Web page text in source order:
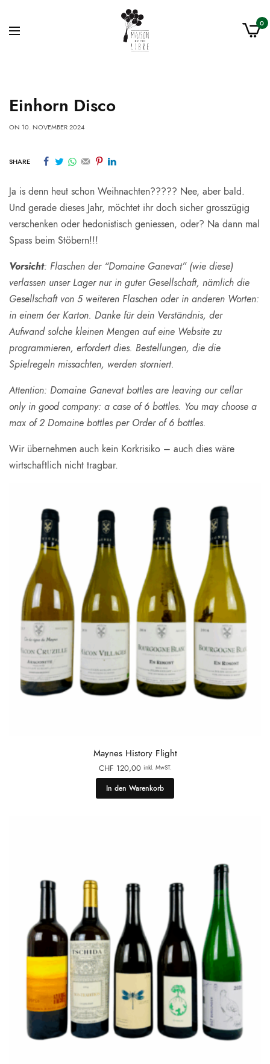
0
Einhorn Disco
ON 10. NOVEMBER 2024
SHARE
Ja is denn heut schon Weihnachten????? Nee, aber bald.
Und gerade dieses Jahr, möchtet ihr doch sicher grosszügig
verschenken oder hedonistisch geniessen, oder? Na dann mal
Spass beim Stöbern!!!
Vorsicht: Flaschen der “Domaine Ganevat” (wie diese)
verlassen unser Lager nur in guter Gesellschaft, nämlich die
Gesellschaft von 5 weiteren Flaschen oder in anderen Worten:
in einem 6er Karton. Danke für dein Verständnis, der
Aufwand solche kleinen Mengen auf eine Website zu
programmieren, erfordert dies. Bestellungen, die die
Spielregeln missachten, werden storniert.
Attention: Domaine Ganevat bottles are leaving our cellar
only in good company: a case of 6 bottles. You may choose a
max of 2 Domaine bottles per Order of 6 bottles.
Wir übernehmen auch kein Korkrisiko – auch dies wäre
wirtschaftlich nicht tragbar.
Maynes History Flight
CHF 120,00 inkl. MwST.
In den Warenkorb